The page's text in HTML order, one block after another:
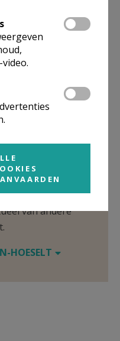
Hier vind je
van andere
HOESELT